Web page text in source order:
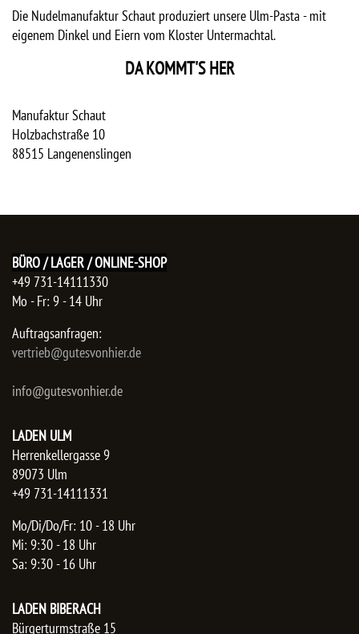
Die Nudelmanufaktur Schaut produziert unsere Ulm-Pasta - mit
eigenem Dinkel und Eiern vom Kloster Untermachtal.
DA KOMMT'S HER
Manufaktur Schaut
Holzbachstraße 10
88515 Langenenslingen
BÜRO / LAGER / ONLINE-SHOP
+49 731-14111330
Mo - Fr: 9 - 14 Uhr
Auftragsanfragen:
​vertrieb@gutesvonhier.de
info@gutesvonhier.de
LADEN ULM
Herrenkellergasse 9
89073 Ulm
+49 731-14111331
Mo/Di/Do/Fr: 10 - 18 Uhr
Mi: 9:30 - 18 Uhr
Sa: 9:30 - 16 Uhr
LADEN BIBERACH
Bürgerturmstraße 15